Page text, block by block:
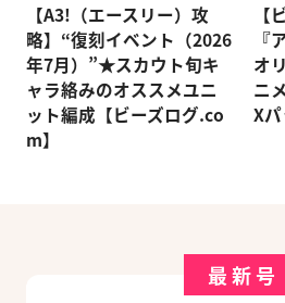
【A3!（エースリー）攻
略】“復刻イベント（2026
年7月）”★スカウト旬キ
ャラ絡みのオススメユニ
ット編成【ビーズログ.co
m】
【
『
オ
ニ
X
最新号